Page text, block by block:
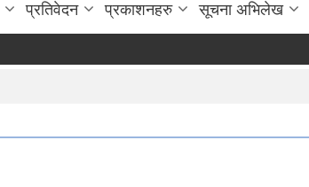
प्रतिवेदन प्रकाशनहरु सूचना अभिलेख